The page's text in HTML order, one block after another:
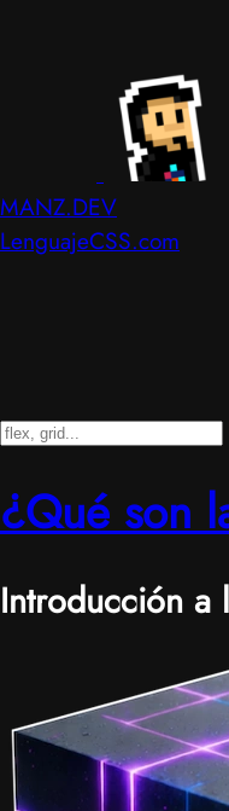
MANZ.DEV
LenguajeCSS.com
¿Qué son
Introducción a